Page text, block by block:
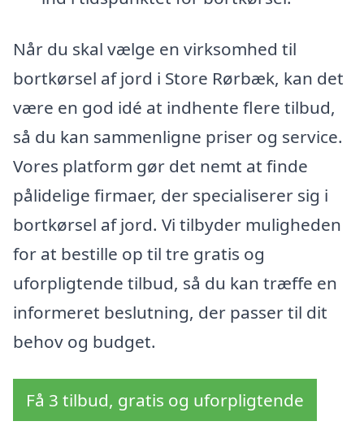
Når du skal vælge en virksomhed til
bortkørsel af jord i Store Rørbæk, kan det
være en god idé at indhente flere tilbud,
så du kan sammenligne priser og service.
Vores platform gør det nemt at finde
pålidelige firmaer, der specialiserer sig i
bortkørsel af jord. Vi tilbyder muligheden
for at bestille op til tre gratis og
uforpligtende tilbud, så du kan træffe en
informeret beslutning, der passer til dit
behov og budget.
Få 3 tilbud, gratis og uforpligtende